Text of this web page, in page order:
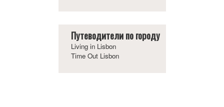
Путеводители по городу
Living in Lisbon
Time Out Lisbon